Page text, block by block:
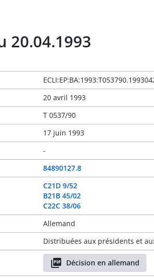
20.04.1993
20 avril 1993
T 0537/90
17 juin 1993
-
84890127.8
C21D 9/52
B21B 45/02
C22C 38/06
Allemand
Distribuées aux présidents et
Décision en allemand